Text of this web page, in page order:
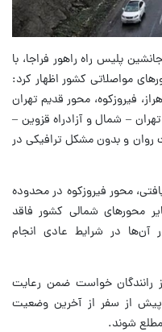
پلیس راه راهور فراجا، با
مواصلاتی کشور اظهار کرد:
فیروزکوه، محور قدیم تهران
تهران – شمال و آزادراه قزوین –
و بدون مشکل ترافیکی در
محور فیروزکوه در محدوده
محورهای شمالی کشور فاقد
آن‌ها در شرایط عادی انجام
خواست ضمن رعایت
پیش از سفر از آخرین وضعیت
شوند.